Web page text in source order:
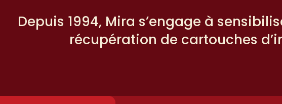
Depuis 1994, Mira s’engage à
récupération de cartouches